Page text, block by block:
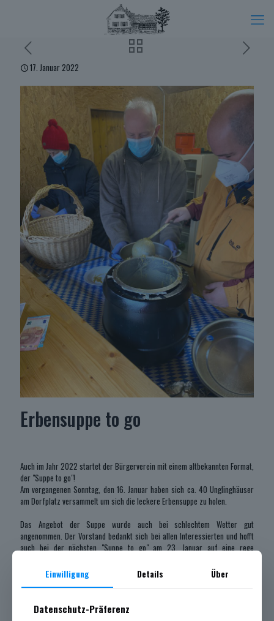
17. Januar 2022
Erbensuppe to go
Auch im Jahr 2022 startet der Bürgerverein mit einem altbekannten Format,
der "Suppe to go"!
Am vergangenen Sonntag, den 16. Januar haben sich ca. 40 Unglinghäuser
am Dorfplatz versammelt um sich die leckere Erbensuppe zu holen.
Das Angebot der Suppe wurde auch bei schlechtem Wetter gut
angenommen. Der Vorstand bedankt sich bei allen Interessierten und hofft
auch bei der nächsten "Suppe to go" am 23. Januar auf eine rege
Einwilligung Details Über
Datenschutz-Präferenz